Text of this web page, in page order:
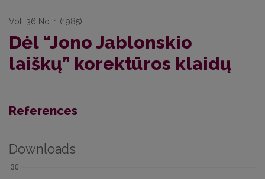
Vol. 36 No. 1 (1985)
Dėl “Jono Jablonskio
laiškų” korektūros klaidų
References
Downloads